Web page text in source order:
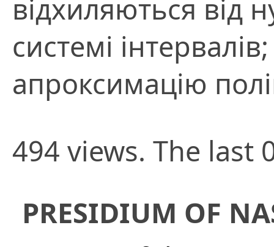
відхиляються від
системі
апроксимацію
494 views. The last
PRESIDIUM OF